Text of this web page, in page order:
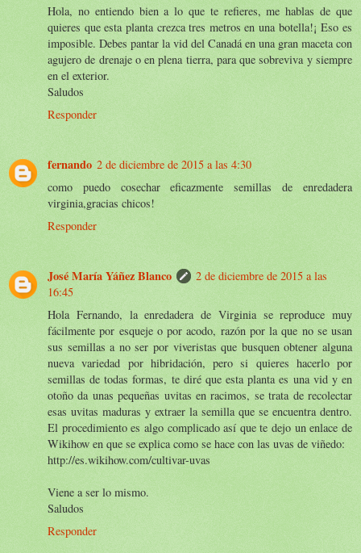
Hola, no entiendo bien a lo que te refieres, me hablas de que
quieres que esta planta crezca tres metros en una botella!¡ Eso es
imposible. Debes pantar la vid del Canadá en una gran maceta con
agujero de drenaje o en plena tierra, para que sobreviva y siempre
en el exterior.
Saludos
Responder
fernando 2 de diciembre de 2015 a las 4:30
como puedo cosechar eficazmente semillas de enredadera
virginia,gracias chicos!
Responder
José María Yáñez Blanco
2 de diciembre de 2015 a las
16:45
Hola Fernando, la enredadera de Virginia se reproduce muy
fácilmente por esqueje o por acodo, razón por la que no se usan
sus semillas a no ser por viveristas que busquen obtener alguna
nueva variedad por hibridación, pero si quieres hacerlo por
semillas de todas formas, te diré que esta planta es una vid y en
otoño da unas pequeñas uvitas en racimos, se trata de recolectar
esas uvitas maduras y extraer la semilla que se encuentra dentro.
El procedimiento es algo complicado así que te dejo un enlace de
Wikihow en que se explica como se hace con las uvas de viñedo:
http://es.wikihow.com/cultivar-uvas
Viene a ser lo mismo.
Saludos
Responder